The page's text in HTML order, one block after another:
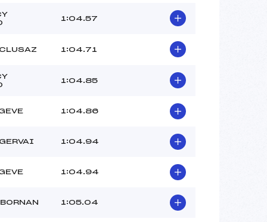
1:04.57
1:04.71
1:04.85
1:04.86
1:04.94
1:04.94
1:05.04